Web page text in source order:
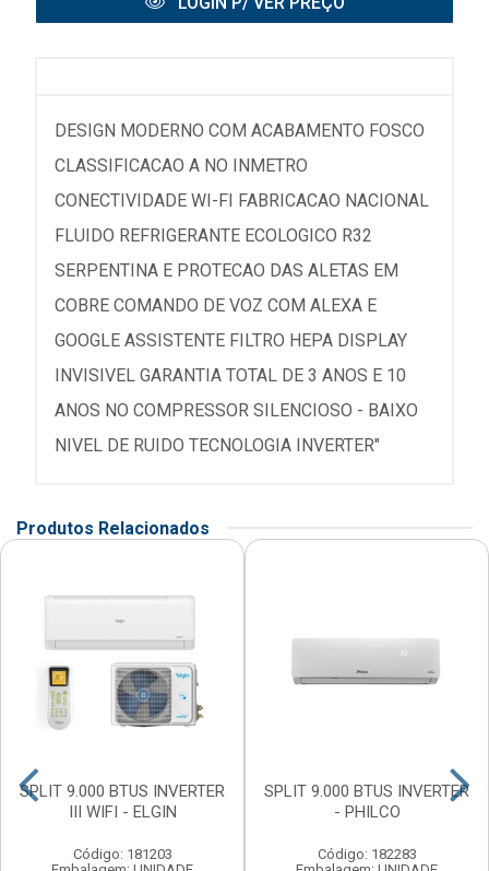
DESIGN MODERNO COM ACABAMENTO FOSCO
CLASSIFICACAO A NO INMETRO
CONECTIVIDADE WI-FI FABRICACAO NACIONAL
FLUIDO REFRIGERANTE ECOLOGICO R32
SERPENTINA E PROTECAO DAS ALETAS EM
COBRE COMANDO DE VOZ COM ALEXA E
GOOGLE ASSISTENTE FILTRO HEPA DISPLAY
INVISIVEL GARANTIA TOTAL DE 3 ANOS E 10
ANOS NO COMPRESSOR SILENCIOSO - BAIXO
NIVEL DE RUIDO TECNOLOGIA INVERTER"
Produtos Relacionados
SPLIT 9.000 BTUS INVERTER
III WIFI - ELGIN
Código: 181203
SPLIT 9.000 BTUS INVERTER
- PHILCO
Código: 182283